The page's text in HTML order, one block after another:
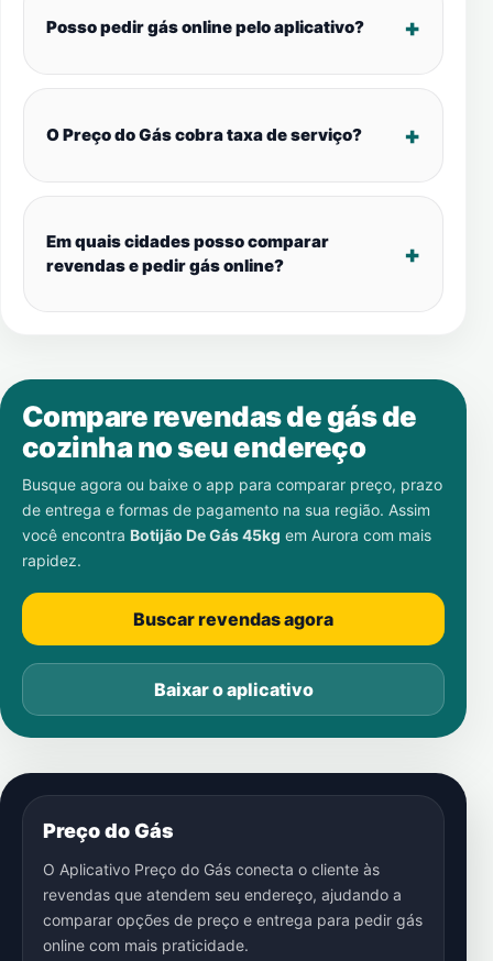
Posso pedir gás online pelo aplicativo?
O Preço do Gás cobra taxa de serviço?
Em quais cidades posso comparar
revendas e pedir gás online?
Compare revendas de gás de
cozinha no seu endereço
Busque agora ou baixe o app para comparar preço, prazo
de entrega e formas de pagamento na sua região. Assim
você encontra Botijão De Gás 45kg em Aurora com mais
rapidez.
Buscar revendas agora
Baixar o aplicativo
Preço do Gás
O Aplicativo Preço do Gás conecta o cliente às
revendas que atendem seu endereço, ajudando a
comparar opções de preço e entrega para pedir gás
online com mais praticidade.